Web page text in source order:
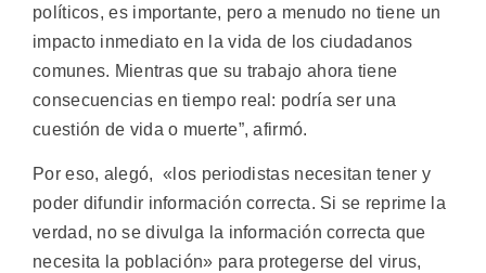
políticos, es importante, pero a menudo no tiene un
impacto inmediato en la vida de los ciudadanos
comunes. Mientras que su trabajo ahora tiene
consecuencias en tiempo real: podría ser una
cuestión de vida o muerte”, afirmó.
Por eso, alegó, «los periodistas necesitan tener y
poder difundir información correcta. Si se reprime la
verdad, no se divulga la información correcta que
necesita la población» para protegerse del virus,